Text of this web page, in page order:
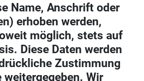
Name, Anschrift oder
erhoben werden,
möglich, stets auf
Diese Daten werden
Zustimmung
Wir